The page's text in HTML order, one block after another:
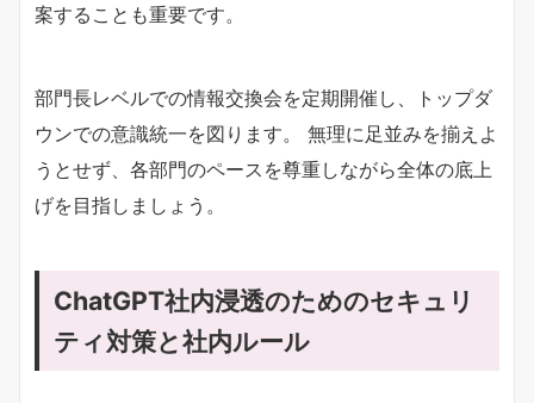
案することも重要です。
部門長レベルでの情報交換会を定期開催し、トップダ
ウンでの意識統一を図ります。 無理に足並みを揃えよ
うとせず、各部門のペースを尊重しながら全体の底上
げを目指しましょう。
ChatGPT社内浸透のためのセキュリ
ティ対策と社内ルール